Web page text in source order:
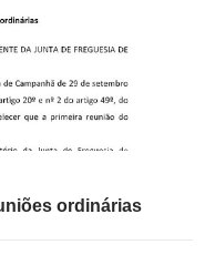
ordinárias